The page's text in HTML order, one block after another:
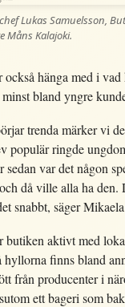
Lukas Samuelsson,
Måns Kalajoki.
hänga med i
bland yngre
trenda märker vi
populär ringde
sedan var det någon
då ville alla ha den.
snabbt, säger
butiken aktivt med
hyllorna finns bland
från producenter i
ett bageri som